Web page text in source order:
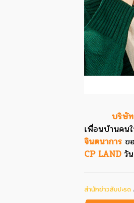
บริษั
เพื่อนบ้านคน
จินตนาการ ข
CP LANDวัน
สํานักข่าวสับปะรด